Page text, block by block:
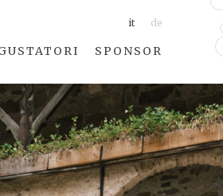
it de
SPONSOR